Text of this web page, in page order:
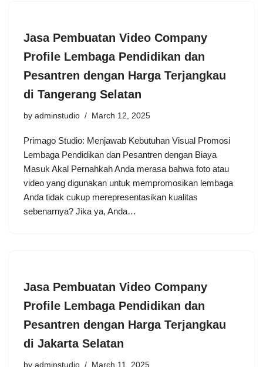
Jasa Pembuatan Video Company
Profile Lembaga Pendidikan dan
Pesantren dengan Harga Terjangkau
di Tangerang Selatan
by adminstudio March 12, 2025
Primago Studio: Menjawab Kebutuhan Visual Promosi
Lembaga Pendidikan dan Pesantren dengan Biaya
Masuk Akal Pernahkah Anda merasa bahwa foto atau
video yang digunakan untuk mempromosikan lembaga
Anda tidak cukup merepresentasikan kualitas
sebenarnya? Jika ya, Anda…
Jasa Pembuatan Video Company
Profile Lembaga Pendidikan dan
Pesantren dengan Harga Terjangkau
di Jakarta Selatan
by adminstudio March 11, 2025